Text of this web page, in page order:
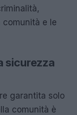
e le
sicurezza
garantita solo
comunità è